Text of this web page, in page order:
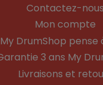
Contactez-nous
Mon compte
My DrumShop pense
3 ans My
Livraisons et